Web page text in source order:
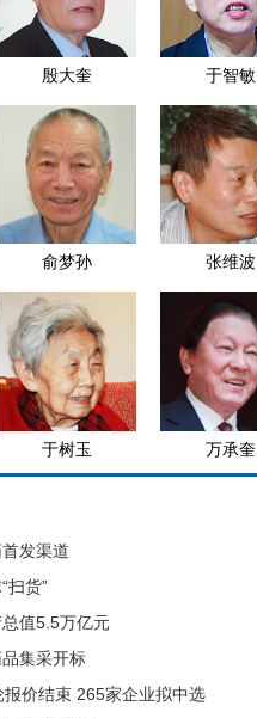
殷大奎 于智敏
俞梦孙 张维波
于树玉 万承奎
发渠道
扫货”
总值5.5万亿元
集采开标
价结束 265家企业拟中选